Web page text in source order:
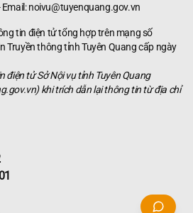
noivu@tuyenquang.gov.vn
tin điện tử tổng hợp trên mạng số
Truyền thông tỉnh Tuyên Quang cấp ngày
điện tử Sở Nội vụ tỉnh Tuyên Quang
khi trích dẫn lại thông tin từ địa chỉ